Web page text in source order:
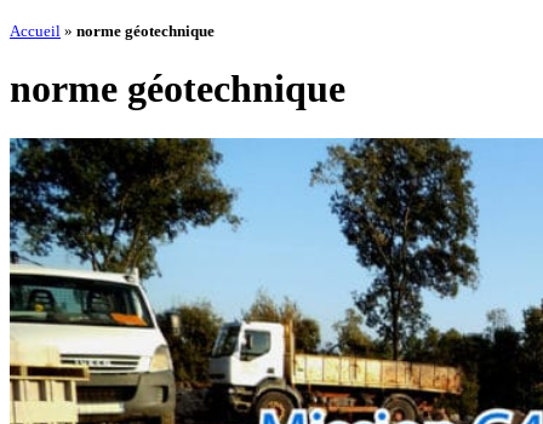
Accueil » norme géotechnique
norme géotechnique